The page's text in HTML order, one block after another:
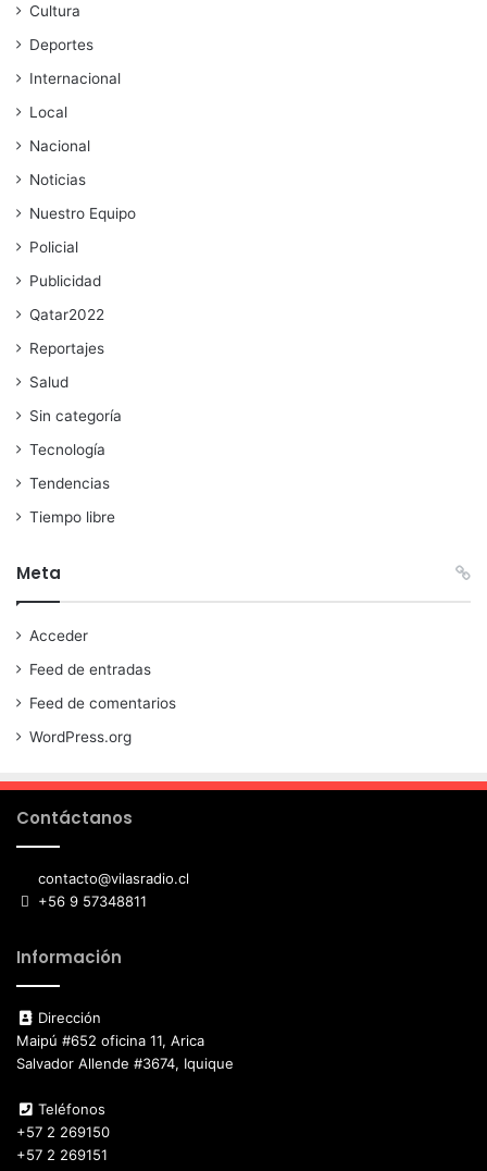
Cultura
Deportes
Internacional
Local
Nacional
Noticias
Nuestro Equipo
Policial
Publicidad
Qatar2022
Reportajes
Salud
Sin categoría
Tecnología
Tendencias
Tiempo libre
Meta
Acceder
Feed de entradas
Feed de comentarios
WordPress.org
Contáctanos
contacto@vilasradio.cl
+56 9 57348811
Información
Dirección
Maipú #652 oficina 11, Arica
Salvador Allende #3674, Iquique
Teléfonos
+57 2 269150
+57 2 269151